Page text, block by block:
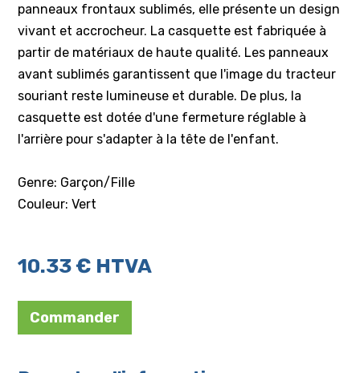
panneaux frontaux sublimés, elle présente un design
vivant et accrocheur. La casquette est fabriquée à
partir de matériaux de haute qualité. Les panneaux
avant sublimés garantissent que l'image du tracteur
souriant reste lumineuse et durable. De plus, la
casquette est dotée d'une fermeture réglable à
l'arrière pour s'adapter à la tête de l'enfant.
Genre: Garçon/Fille
Couleur: Vert
10.33 € HTVA
Commander